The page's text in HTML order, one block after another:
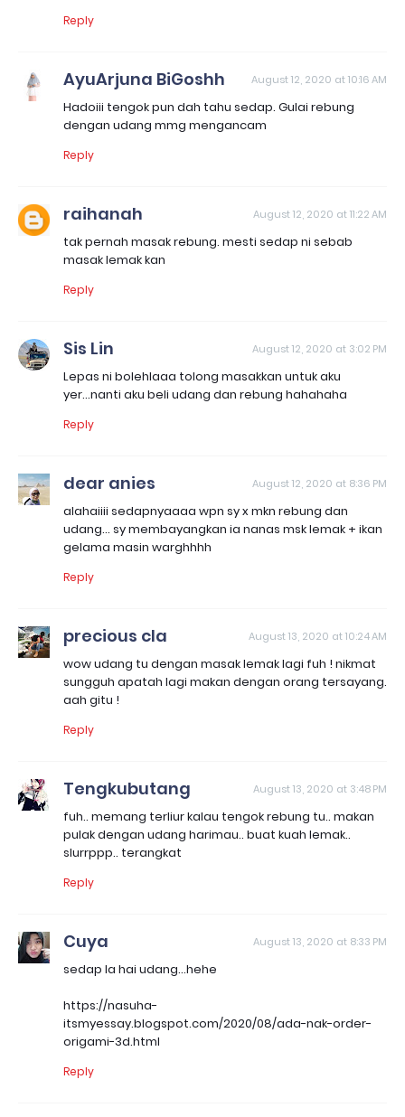
Reply
AyuArjuna BiGoshh August 12, 2020 at 10:16 AM
Hadoiii tengok pun dah tahu sedap. Gulai rebung
dengan udang mmg mengancam
Reply
raihanah August 12, 2020 at 11:22 AM
tak pernah masak rebung. mesti sedap ni sebab
masak lemak kan
Reply
Sis Lin August 12, 2020 at 3:02 PM
Lepas ni bolehlaaa tolong masakkan untuk aku
yer...nanti aku beli udang dan rebung hahahaha
Reply
dear anies August 12, 2020 at 8:36 PM
alahaiiii sedapnyaaaa wpn sy x mkn rebung dan
udang... sy membayangkan ia nanas msk lemak + ikan
gelama masin warghhhh
Reply
precious cla August 13, 2020 at 10:24 AM
wow udang tu dengan masak lemak lagi fuh ! nikmat
sungguh apatah lagi makan dengan orang tersayang.
aah gitu !
Reply
Tengkubutang August 13, 2020 at 3:48 PM
fuh.. memang terliur kalau tengok rebung tu.. makan
pulak dengan udang harimau.. buat kuah lemak..
slurrppp.. terangkat
Reply
Cuya August 13, 2020 at 8:33 PM
sedap la hai udang...hehe
https://nasuha-
itsmyessay.blogspot.com/2020/08/ada-nak-order-
origami-3d.html
Reply